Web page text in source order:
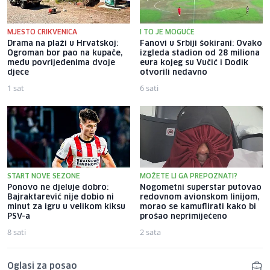
MJESTO CRIKVENICA
Drama na plaži u Hrvatskoj:
Ogroman bor pao na kupače,
među povrijeđenima dvoje
djece
1 sat
I TO JE MOGUĆE
Fanovi u Srbiji šokirani: Ovako
izgleda stadion od 28 miliona
eura kojeg su Vučić i Dodik
otvorili nedavno
6 sati
START NOVE SEZONE
Ponovo ne djeluje dobro:
Bajraktarević nije dobio ni
minut za igru u velikom kiksu
PSV-a
8 sati
MOŽETE LI GA PREPOZNATI?
Nogometni superstar putovao
redovnom avionskom linijom,
morao se kamuflirati kako bi
prošao neprimijećeno
2 sata
Oglasi za posao